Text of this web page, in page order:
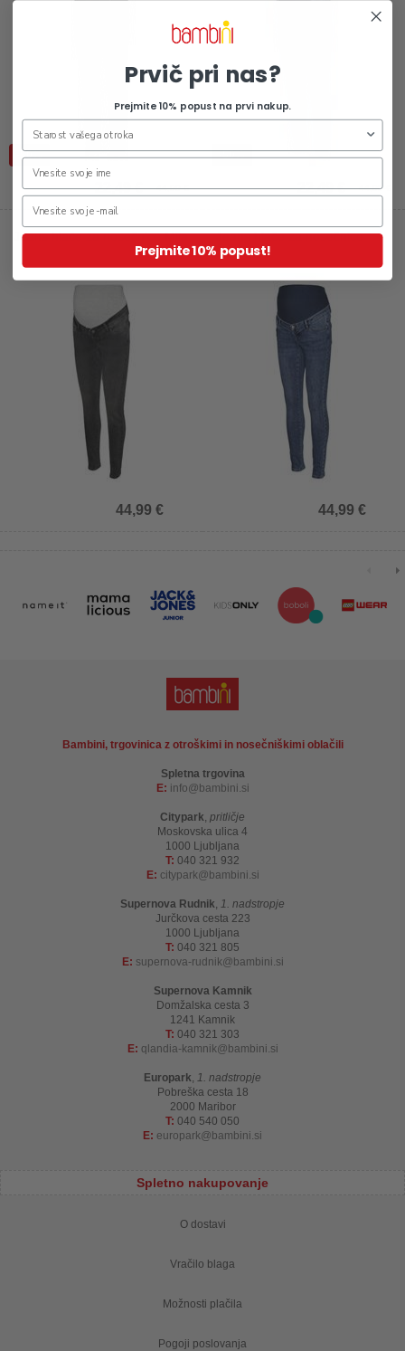
-50%
44,99 €
22,49 €
-50%
44,99 €
22,49 €
Jeans hlače za nosečnice Mila
44,99 €
Jeans hlače za nosečnice
Skylar
44,99 €
Bambini, trgovinica z otroškimi in nosečniškimi oblačili
Spletna trgovina
E: info bambini.si
Citypark, pritličje
Moskovska ulica 4
1000 Ljubljana
T: 040 321 932
E: citypark bambini.si
Supernova Rudnik, 1. nadstropje
Jurčkova cesta 223
1000 Ljubljana
T: 040 321 805
E: supernova-rudnik bambini.si
Supernova Kamnik
Domžalska cesta 3
1241 Kamnik
T: 040 321 303
E: qlandia-kamnik bambini.si
Europark, 1. nadstropje
Pobreška cesta 18
2000 Maribor
T: 040 540 050
E: europark bambini.si
Spletno nakupovanje
O dostavi
Vračilo blaga
Možnosti plačila
Pogoji poslovanja
Prvič pri nas?
Prejmite 10% popust na prvi nakup.
Prejmite 10% popust!